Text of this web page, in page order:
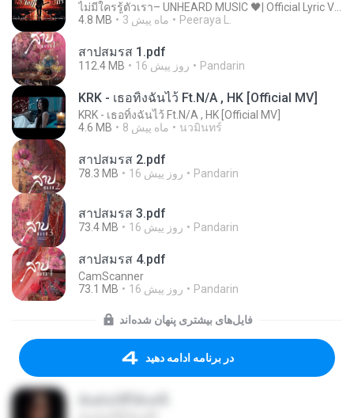
4.8 MB
3 ماه پیش Peeraya L.
สาปสมรส 1.pdf
112.4 MB 16 روز پیش Pandarin
KRK - เธอทิ้งฉันไว้ Ft.N/A , HK [Official MV]
KRK - เธอทิ้งฉันไว้ Ft.N/A , HK [Official MV]
4.6 MB
8 ماه پیش นวมินทร์
สาปสมรส 2.pdf
78.3 MB 16 روز پیش Pandarin
สาปสมรส 3.pdf
73.4 MB 16 روز پیش Pandarin
สาปสมรส 4.pdf
CamScanner
73.1 MB
16 روز پیش Pandarin
فایل‌های بیشتری پنهان شده‌اند
در برنامه ادامه دهید